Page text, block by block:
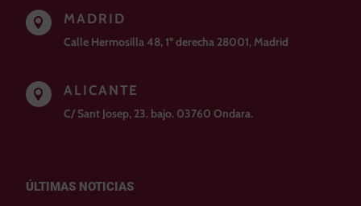
 MADRID
Calle Hermosilla 48, 1º derecha 28001, Madrid
 ALICANTE
C/ Sant Josep, 23. bajo. 03760 Ondara.
ÚLTIMAS NOTICIAS